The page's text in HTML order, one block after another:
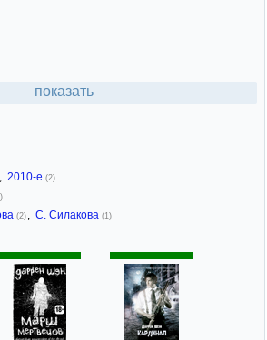
показать
, 2010-е (2)
(2) , С. Силакова (1)